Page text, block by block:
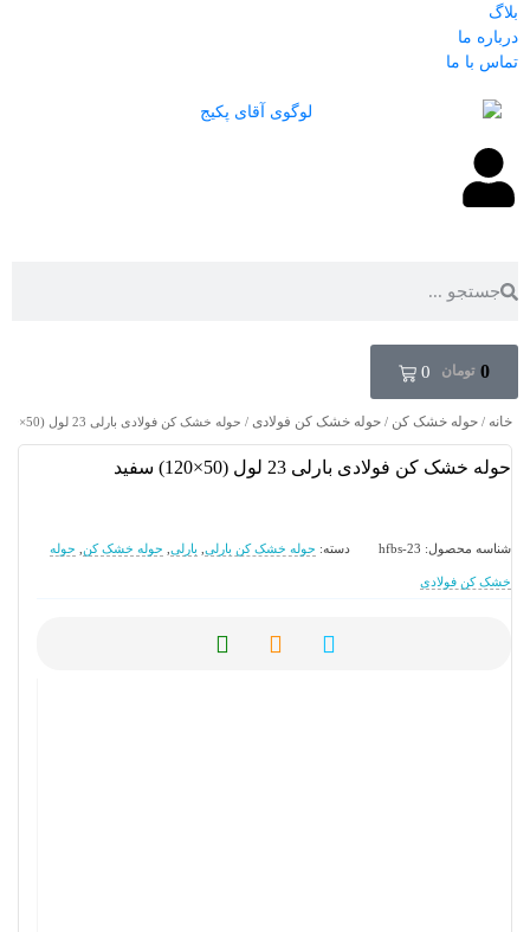
بلاگ
درباره ما
تماس با ما
تومان 0
0
خانه / حوله خشک کن / حوله خشک کن فولادی / حوله خشک کن فولادی بارلی 23 لول (50×120) سفید
حوله خشک کن فولادی بارلی 23 لول (50×120) سفید
شناسه محصول: hfbs-23 دسته: حوله خشک کن بارلی بارلی حوله خشک کن حوله
خشک کن فولادی